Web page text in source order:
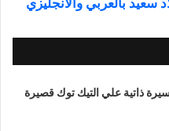
سعيد بالعربي والانجليزي
ذاتية علي التيك توك قصيرة